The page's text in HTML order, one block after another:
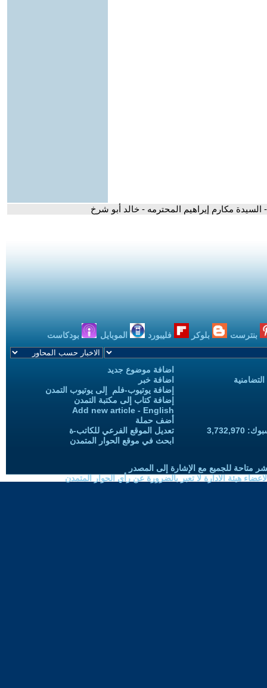
- السيدة مكارم إيراهيم المحترمه - خالد أبو شرخ
بنترست بلوكر فليبورد الموبايل بودكاست
اضافة موضوع جديد
اضافة خبر
إضافة يوتيوب-فلم إلى يوتيوب التمدن
إضافة كتاب إلى مكتبة التمدن
Add new article - English
أضف حملة
تعديل الموقع الفرعي للكاتب-ة
ابحث في موقع الحوار المتمدن
متاحة للجميع مع الإشارة إلى المصدر
هيئة الادارة لا تعبر بالضرورة عن رأي الحوار المتمدن